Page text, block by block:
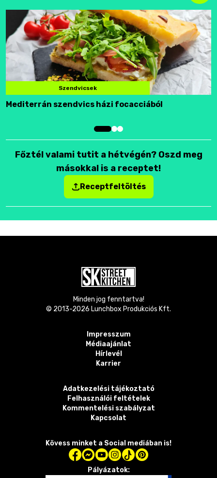
Szendvicsek
Mediterrán szendvics házi focacciából
Főztél valami tutit a hétvégén? Oszd meg
másokkal is a receptet!
Receptfeltöltés
Minden jog fenntartva!
© 2013-2026 Lunchbox Produkciós Kft.
Impresszum
Médiaajánlat
Hírlevél
Karrier
Adatkezelési tájékoztató
Felhasználói feltételek
Kommentelési szabályzat
Kapcsolat
Kövess minket a Social mediában is!
Pályázatok: